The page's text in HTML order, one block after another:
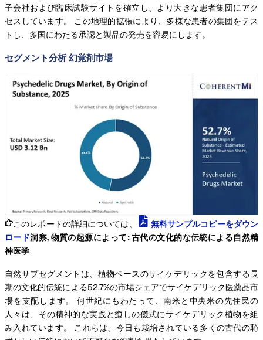
子会社および臨床試験サイトを確立し、より大きな患者集団にアク
セスしています。 この地理的拡張により、多様な患者の集団をテス
トし、多国にわたる承認と製品の発売を容易にします。
セグメント分析 幻覚剤市場
このレポートの詳細については、
無料サンプルコピーをダウン
ロード洞察, 物質の起源によって: 古代の文化的な伝統による自然精
神医学
自然サブセグメントは、植物ベースのサイケデリックを包含する長
期の文化的伝統による52.7%の市場シェアでサイケデリック医薬品市
場を支配します。 何世紀にもわたって、南米と中央米の先住民の
人々は、その精神的な実践と癒しの儀式にサイケデリック植物を組
み入れています。 これらは、今日も栽培されている多くの古代の恥